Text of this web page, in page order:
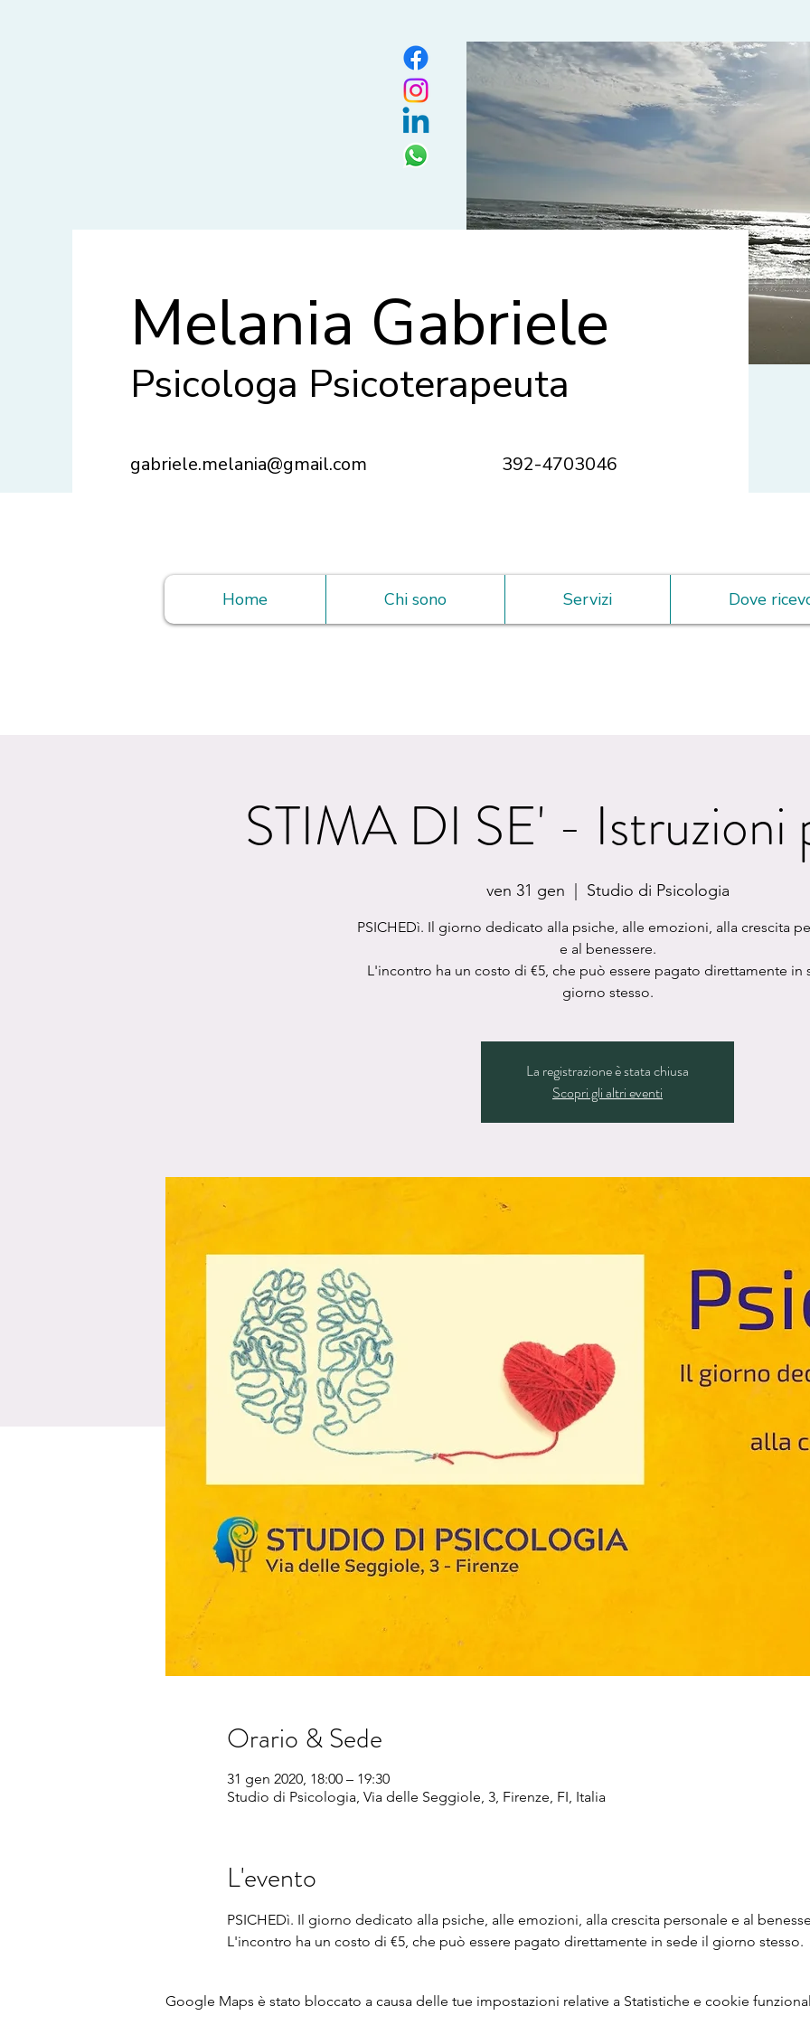
Melania Gabriele
Psicologa Psicoterapeuta
gabriele.melania@gmail.com 392-4703046
Home Chi sono Servizi Dove
STIMA DI SE' - Istruzioni
ven 31 gen Studio di Psicologia
PSICHEDì. Il giorno dedicato alla psiche, alle emozioni, alla crescita
e al benessere.
L'incontro ha un costo di €5, che può essere pagato direttamente in
giorno stesso.
La registrazione è stata chiusa
Scopri gli altri eventi
Orario & Sede
31 gen 2020, 18:00 – 19:30
Studio di Psicologia, Via delle Seggiole, 3, Firenze, FI, Italia
L'evento
PSICHEDì. Il giorno dedicato alla psiche, alle emozioni, alla crescita personale e al
L'incontro ha un costo di €5, che può essere pagato direttamente in sede il giorno stesso.
Google Maps è stato bloccato a causa delle tue impostazioni relative a Statistiche e cookie